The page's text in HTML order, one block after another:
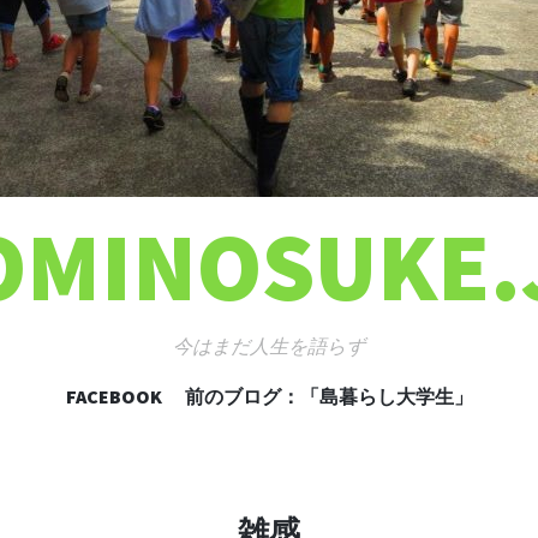
今はまだ人生を語らず
コンテンツへ移動
FACEBOOK 前のブログ：「島暮らし大学生」